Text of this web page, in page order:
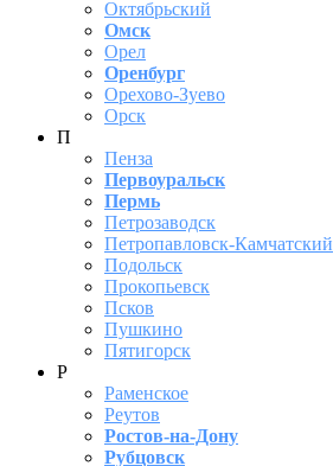
Октябрьский
Омск
Орел
Оренбург
Орехово-Зуево
Орск
П
Пенза
Первоуральск
Пермь
Петрозаводск
Петропавловск-Камчатский
Подольск
Прокопьевск
Псков
Пушкино
Пятигорск
Р
Раменское
Реутов
Ростов-на-Дону
Рубцовск